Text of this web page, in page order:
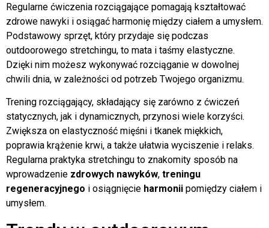
Regularne ćwiczenia rozciągające pomagają kształtować
zdrowe nawyki i osiągać harmonię między ciałem a umysłem.
Podstawowy sprzęt, który przydaje się podczas
outdoorowego stretchingu, to mata i taśmy elastyczne.
Dzięki nim możesz wykonywać rozciąganie w dowolnej
chwili dnia, w zależności od potrzeb Twojego organizmu.
Trening rozciągający, składający się zarówno z ćwiczeń
statycznych, jak i dynamicznych, przynosi wiele korzyści.
Zwiększa on elastyczność mięśni i tkanek miękkich,
poprawia krążenie krwi, a także ułatwia wyciszenie i relaks.
Regularna praktyka stretchingu to znakomity sposób na
wprowadzenie zdrowych nawyków, treningu
regeneracyjnego i osiągnięcie harmonii pomiędzy ciałem i
umysłem.